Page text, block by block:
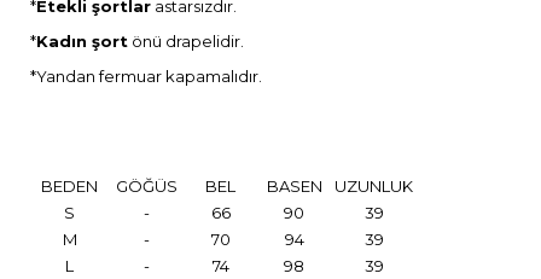
*Etekli şortlar astarsızdır.
*Kadın şort önü drapelidir.
*Yandan fermuar kapamalıdır.
BEDEN GÖĞÜS BEL BASEN
UZUNLUK
S
- 66 90
39
M
- 70 94
39
L
- 74 98 39